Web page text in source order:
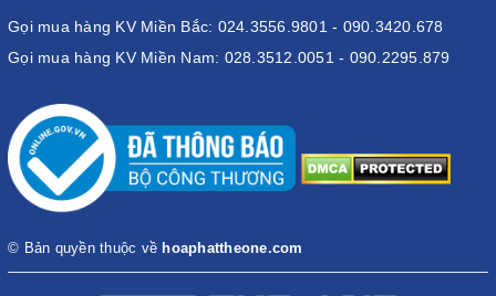
Gọi mua hàng KV Miền Bắc: 024.3556.9801 - 090.3420.678
Gọi mua hàng KV Miền Nam: 028.3512.0051 - 090.2295.879
© Bản quyền thuộc về hoaphattheone.com